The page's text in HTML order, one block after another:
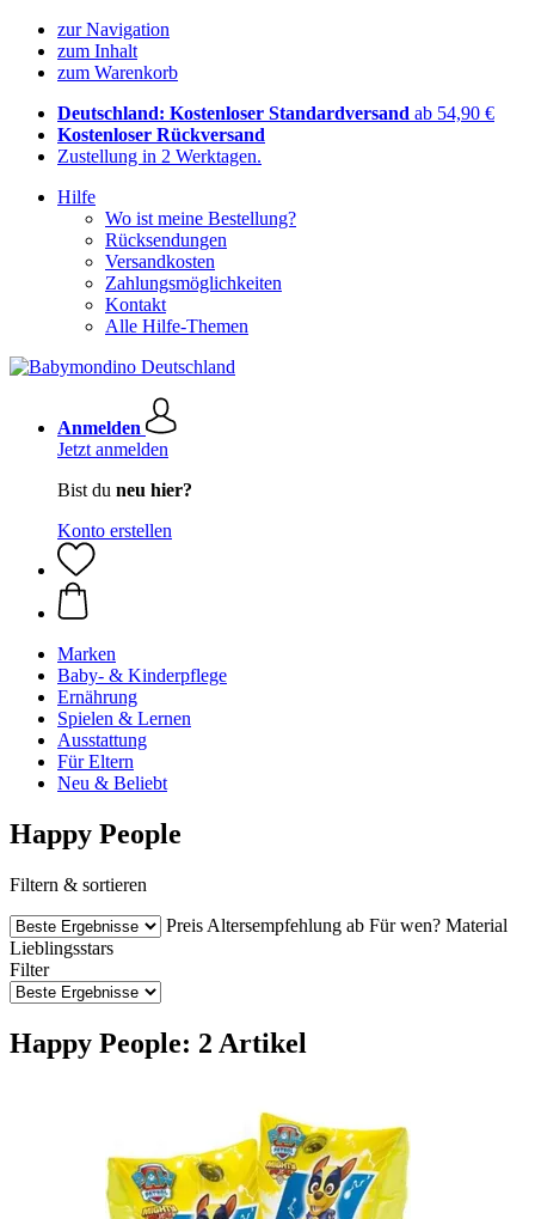
zur Navigation
zum Inhalt
zum Warenkorb
Deutschland: Kostenloser Standardversand ab 54,90 €
Kostenloser Rückversand
Zustellung in 2 Werktagen.
Hilfe
Wo ist meine Bestellung?
Rücksendungen
Versandkosten
Zahlungsmöglichkeiten
Kontakt
Alle Hilfe-Themen
Anmelden
Jetzt anmelden
Bist du neu hier?
Konto erstellen
Marken
Baby- & Kinderpflege
Ernährung
Spielen & Lernen
Ausstattung
Für Eltern
Neu & Beliebt
Happy People
Filtern & sortieren
Preis Altersempfehlung ab Für wen? Material
Lieblingsstars
Filter
Happy People: 2 Artikel